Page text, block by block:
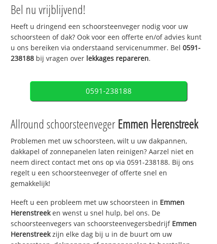
Bel nu vrijblijvend!
Heeft u dringend een schoorsteenveger nodig voor uw
schoorsteen of dak? Ook voor een offerte en/of advies kunt
u ons bereiken via onderstaand servicenummer. Bel0591-
238188 bij vragen over lekkages repareren.
0591-238188
Allround schoorsteenveger Emmen Herenstreek
Problemen met uw schoorsteen, wilt u uw dakpannen,
dakkapel of zonnepanelen laten reinigen? Aarzel niet en
neem direct contact met ons op via 0591-238188. Bij ons
regelt u een schoorsteenveger of offerte snel en
gemakkelijk!
Heeft u een probleem met uw schoorsteen in Emmen
Herenstreeken wenst u snel hulp, bel ons. De
schoorsteenvegers van schoorsteenvegersbedrijf Emmen
Herenstreekzijn elke dag bij u in de buurt om uw